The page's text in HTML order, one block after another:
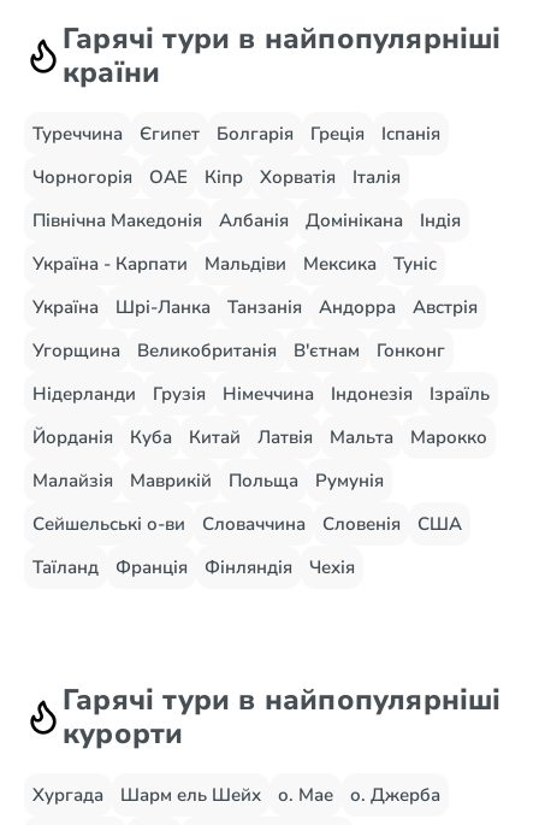
Гарячі тури в найпопулярніші
країни
Туреччина Єгипет Болгарія Греція
Іспанія
Чорногорія
ОАЕ Кіпр Хорватія
Італія
Північна Македонія
Албанія Домінікана
Індія
Україна - Карпати
Мальдіви Мексика
Туніс
Україна
Шрі-Ланка Танзанія Андорра
Австрія
Угорщина
Великобританія В'єтнам
Гонконг
Нідерланди
Грузія Німеччина Індонезія
Ізраїль
Йорданія
Куба Китай Латвія Мальта
Марокко
Малайзія
Маврикій Польща
Румунія
Сейшельські о-ви
Словаччина Словенія
США
Таїланд
Франція Фінляндія Чехія
Гарячі тури в найпопулярніші
курорти
Хургада Шарм ель Шейх о. Мае
о. Джерба